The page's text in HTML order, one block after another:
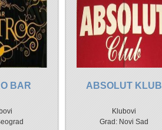
BAR ABSOLUT KLUB
Klubovi
Grad: Novi Sad